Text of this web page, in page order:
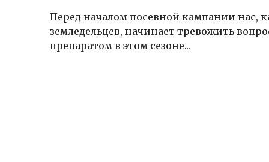
Перед началом посевной кампании нас,
земледельцев, начинает тревожить
препаратом в этом сезоне...